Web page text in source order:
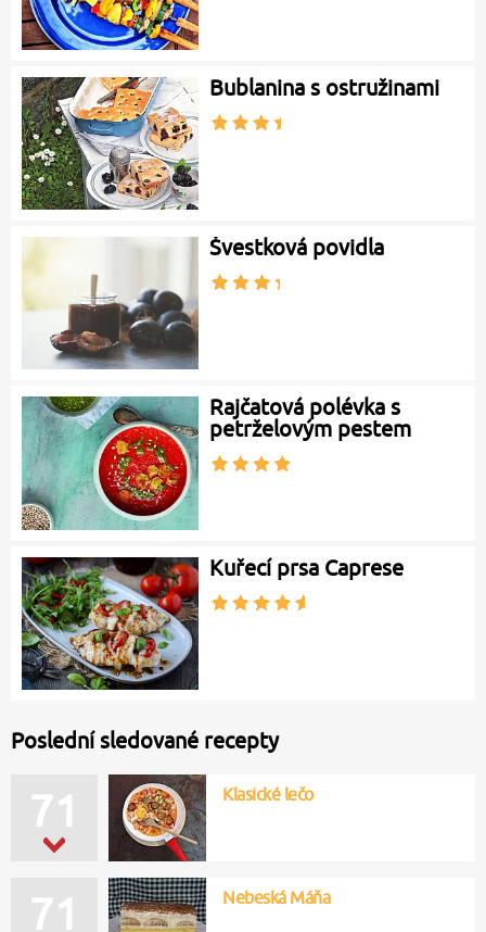
Bublanina s ostružinami
Švestková povidla
Rajčatová polévka s
petrželovým pestem
Kuřecí prsa Caprese
Poslední sledované recepty
71 Klasické lečo
71 Nebeská Máňa